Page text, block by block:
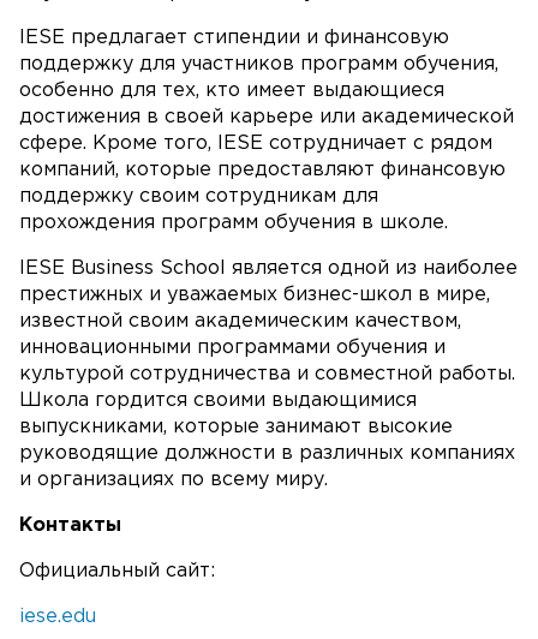
IESE предлагает стипендии и финансовую
поддержку для участников программ обучения,
особенно для тех, кто имеет выдающиеся
достижения в своей карьере или академической
сфере. Кроме того, IESE сотрудничает с рядом
компаний, которые предоставляют финансовую
поддержку своим сотрудникам для
прохождения программ обучения в школе.
IESE Business School является одной из наиболее
престижных и уважаемых бизнес-школ в мире,
известной своим академическим качеством,
инновационными программами обучения и
культурой сотрудничества и совместной работы.
Школа гордится своими выдающимися
выпускниками, которые занимают высокие
руководящие должности в различных компаниях
и организациях по всему миру.
Контакты
Официальный сайт:
iese.edu